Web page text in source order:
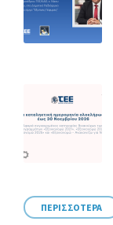
ΠΕΡΙΣΣΟΤΕΡΑ